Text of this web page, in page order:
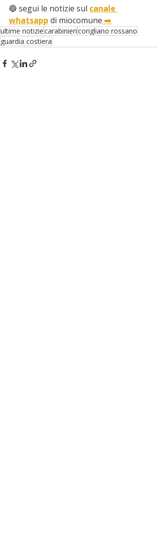
🔵 segui le notizie sul canale
whatsapp di miocomune ➡️
ultime notiziecarabiniericorigliano rossano
guardia costiera